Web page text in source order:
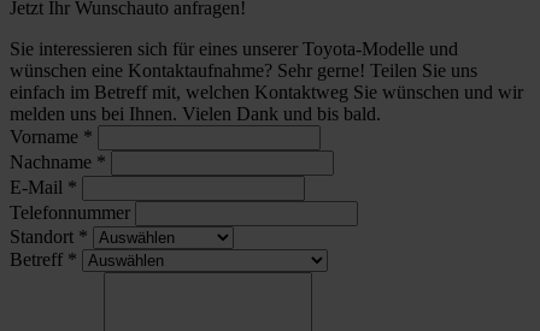
Jetzt Ihr Wunschauto anfragen!
Sie interessieren sich für eines unserer Toyota-Modelle und
wünschen eine Kontaktaufnahme? Sehr gerne! Teilen Sie uns
einfach im Betreff mit, welchen Kontaktweg Sie wünschen und wir
melden uns bei Ihnen. Vielen Dank und bis bald.
Vorname *
Nachname *
E-Mail *
Telefonnummer
Standort *
Betreff *